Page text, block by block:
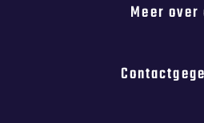
Meer over